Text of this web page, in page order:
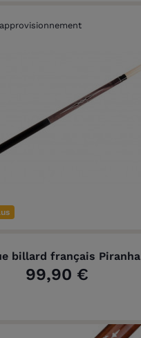
billard français Piranha
99,90 €